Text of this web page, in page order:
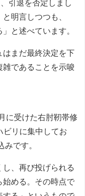
引退を否定しまし
明言しつつも、
と述べています。
はまだ最終決定を下
雑であることを示唆
に受けた右肘靭帯修
ビリに集中してお
みです。
、再び投げられる
始める。その時点で